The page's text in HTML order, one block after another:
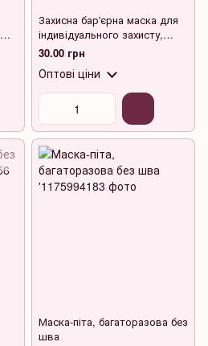
Захисна бар'єрна маска для
індивідуального захисту,
прозора.
30.00 грн
Оптові ціни
Маска-піта, багаторазова без
шва